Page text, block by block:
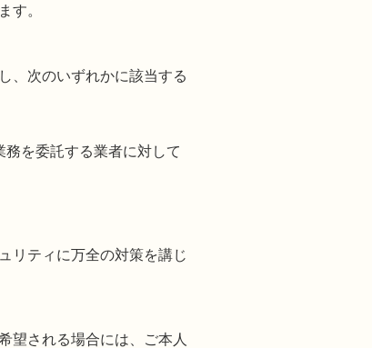
す。
、次のいずれかに該当する
を委託する業者に対して
リティに万全の対策を講じ
望される場合には、ご本人